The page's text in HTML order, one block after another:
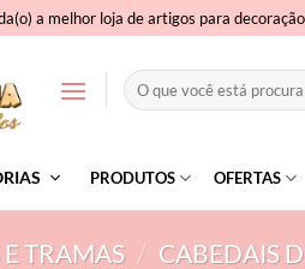
a melhor loja de artigos para
Pesquisar
por:
PRODUTOS OFERTAS
TRAMAS / CABEDAIS